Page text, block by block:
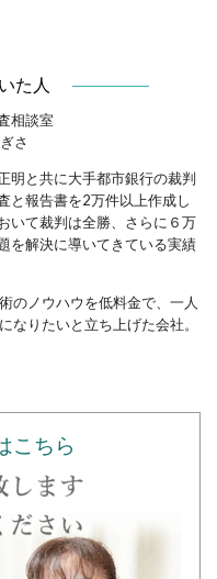
た人
相談室
さ
明と共に大手都市銀行の裁判
と報告書を2万件以上作成し
いて裁判は全勝、さらに６万
を解決に導いてきている実績
のノウハウを低料金で、一人
なりたいと立ち上げた会社。
こちら